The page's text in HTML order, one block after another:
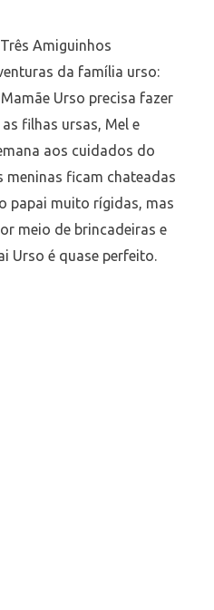
Amiguinhos
da família urso:
Urso precisa fazer
filhas ursas, Mel e
aos cuidados do
meninas ficam chateadas
papai muito rígidas, mas
meio de brincadeiras e
Urso é quase perfeito.